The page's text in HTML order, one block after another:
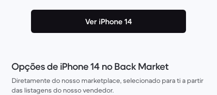
Ver iPhone 14
Opções de iPhone 14 no Back Market
Diretamente do nosso marketplace, selecionado para ti a partir
das listagens do nosso vendedor.